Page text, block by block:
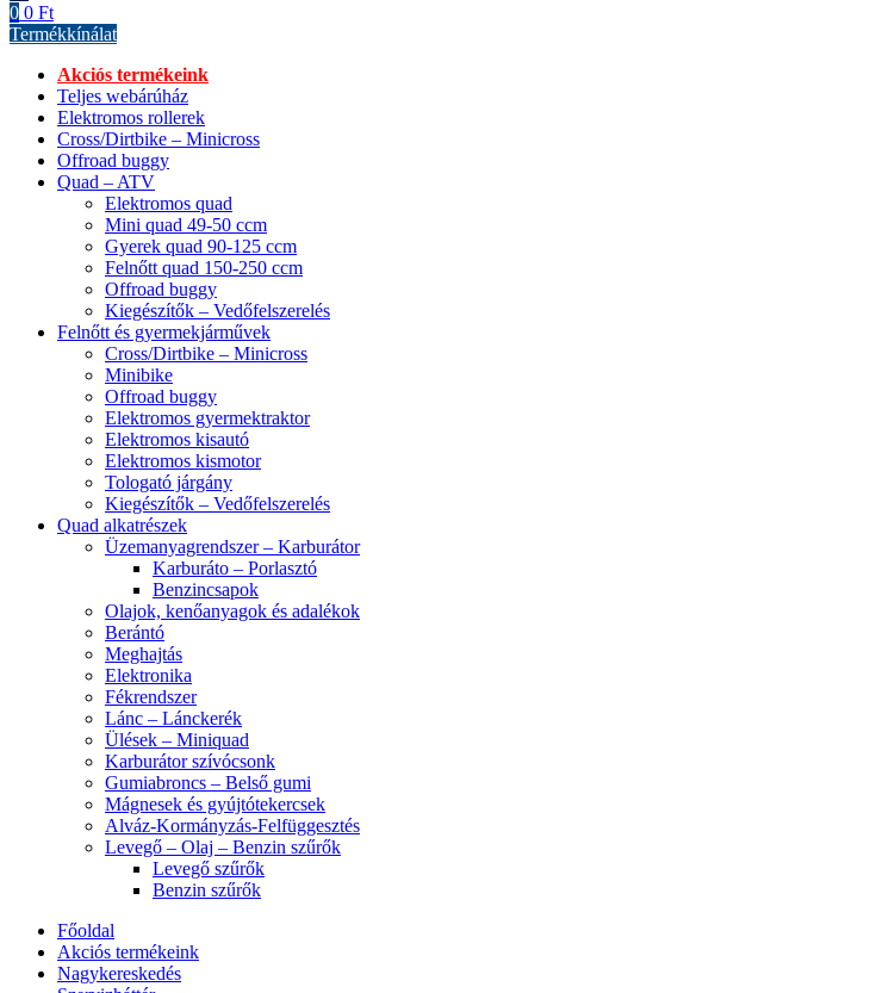
0 0 Ft
Termékkínálat
Akciós termékeink
Teljes webárúház
Elektromos rollerek
Cross/Dirtbike – Minicross
Offroad buggy
Quad – ATV
Elektromos quad
Mini quad 49-50 ccm
Gyerek quad 90-125 ccm
Felnőtt quad 150-250 ccm
Offroad buggy
Kiegészítők – Vedőfelszerelés
Felnőtt és gyermekjárművek
Cross/Dirtbike – Minicross
Minibike
Offroad buggy
Elektromos gyermektraktor
Elektromos kisautó
Elektromos kismotor
Tologató járgány
Kiegészítők – Vedőfelszerelés
Quad alkatrészek
Üzemanyagrendszer – Karburátor
Karburáto – Porlasztó
Benzincsapok
Olajok, kenőanyagok és adalékok
Berántó
Meghajtás
Elektronika
Fékrendszer
Lánc – Lánckerék
Ülések – Miniquad
Karburátor szívócsonk
Gumiabroncs – Belső gumi
Mágnesek és gyújtótekercsek
Alváz-Kormányzás-Felfüggesztés
Levegő – Olaj – Benzin szűrők
Levegő szűrők
Benzin szűrők
Főoldal
Akciós termékeink
Nagykereskedés